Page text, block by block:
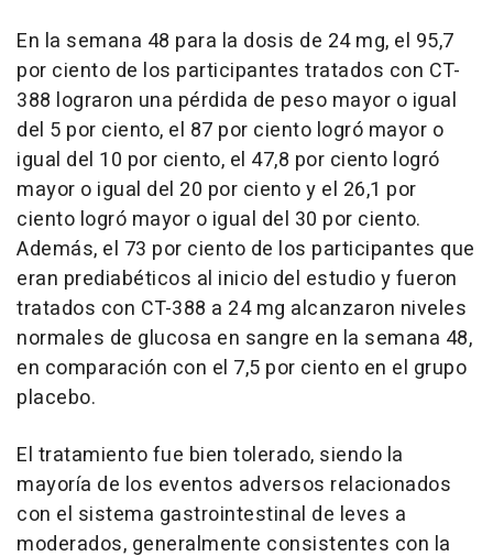
En la semana 48 para la dosis de 24 mg, el 95,7
por ciento de los participantes tratados con CT-
388 lograron una pérdida de peso mayor o igual
del 5 por ciento, el 87 por ciento logró mayor o
igual del 10 por ciento, el 47,8 por ciento logró
mayor o igual del 20 por ciento y el 26,1 por
ciento logró mayor o igual del 30 por ciento.
Además, el 73 por ciento de los participantes que
eran prediabéticos al inicio del estudio y fueron
tratados con CT-388 a 24 mg alcanzaron niveles
normales de glucosa en sangre en la semana 48,
en comparación con el 7,5 por ciento en el grupo
placebo.
El tratamiento fue bien tolerado, siendo la
mayoría de los eventos adversos relacionados
con el sistema gastrointestinal de leves a
moderados, generalmente consistentes con la